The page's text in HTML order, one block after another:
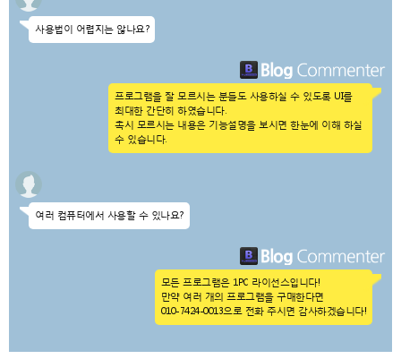
사용법이 어렵지는 않나요?
프로그램을 잘 모르시는 분들도 사용하실 수 있도록 UI를
최대한 간단히 하였습니다.
혹시 모르시는 내용은 기능설명을 보시면 한눈에 이해 하실
수 있습니다.
여러 컴퓨터에서 사용할 수 있나요?
모든 프로그램은 1PC 라이선스입니다!
만약 여러 개의 프로그램을 구매한다면
010-7424-0013으로 전화 주시면 감사하겠습니다!